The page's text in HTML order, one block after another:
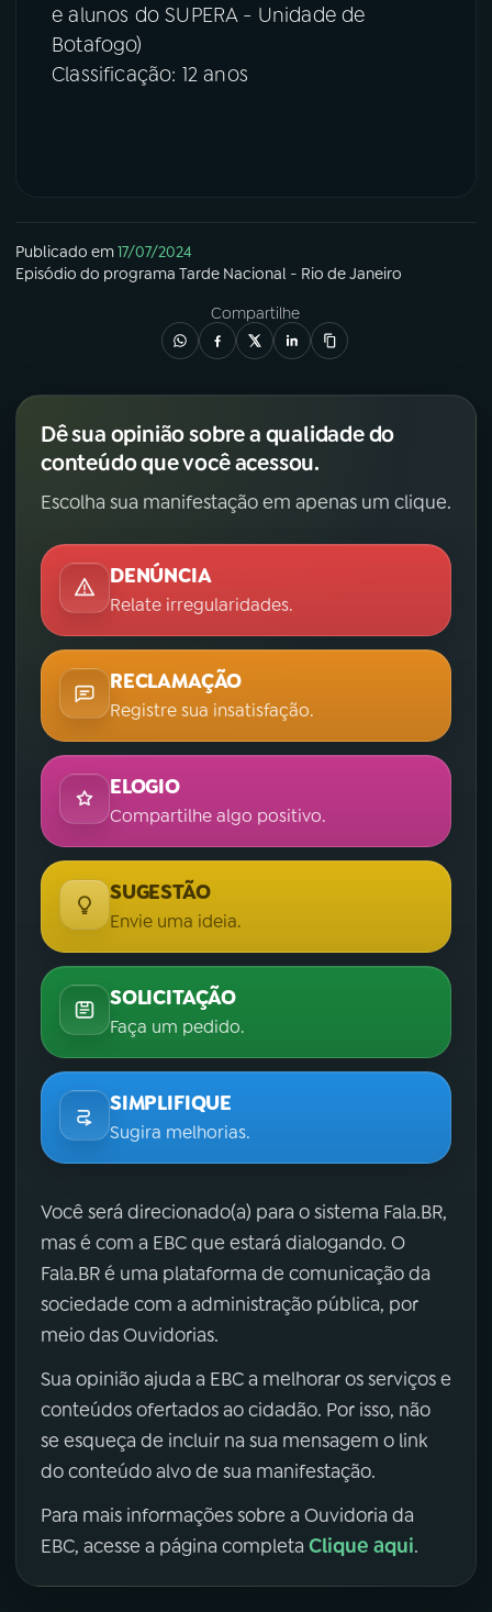
e alunos do SUPERA - Unidade de
Botafogo)
Classificação: 12 anos
Publicado em17/07/2024
Episódio do programa Tarde Nacional - Rio de Janeiro
Compartilhe
Dê sua opinião sobre a qualidade do
conteúdo que você acessou.
Escolha sua manifestação em apenas um clique.
DENÚNCIA
Relate irregularidades.
RECLAMAÇÃO
Registre sua insatisfação.
ELOGIO
Compartilhe algo positivo.
SUGESTÃO
Envie uma ideia.
SOLICITAÇÃO
Faça um pedido.
SIMPLIFIQUE
Sugira melhorias.
Você será direcionado(a) para o sistema Fala.BR,
mas é com a EBC que estará dialogando. O
Fala.BR é uma plataforma de comunicação da
sociedade com a administração pública, por
meio das Ouvidorias.
Sua opinião ajuda a EBC a melhorar os serviços e
conteúdos ofertados ao cidadão. Por isso, não
se esqueça de incluir na sua mensagem o link
do conteúdo alvo de sua manifestação.
Para mais informações sobre a Ouvidoria da
EBC, acesse a página completa Clique aqui.